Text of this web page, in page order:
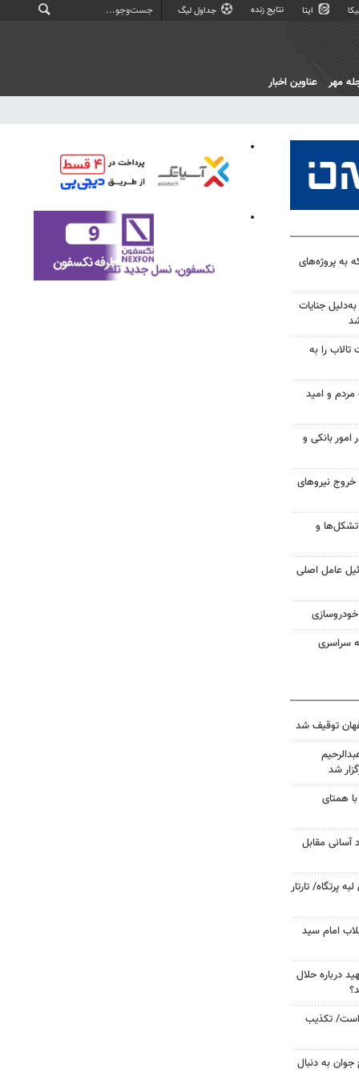
ایتا نتایج زنده جداول لیگ
مهر عناوین اخبار
به پروژه‌های
جنایات
را به
مردم و امید
بانکی و
خروج نیروهای
تشکل‌ها و
عامل اصلی
سراسری
شد
همتای
آسانی مقابل
پرتگاه/ تارتار
امام سید
درباره حلال
است/ تکذیب
به دنبال